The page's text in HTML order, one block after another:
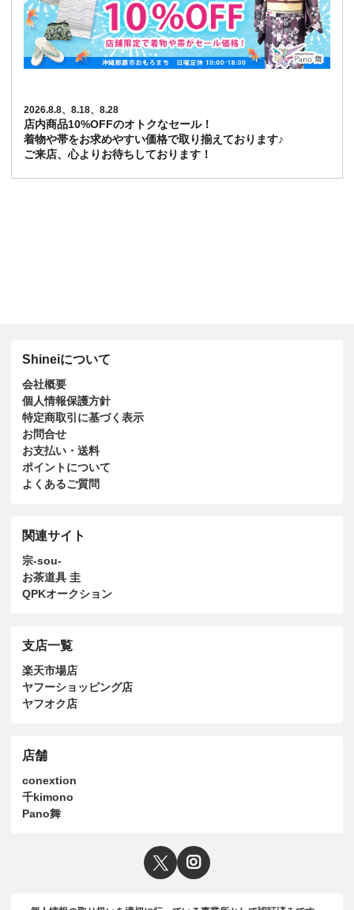
2026.8.8、8.18、8.28
店内商品10%OFFのオトクなセール！
着物や帯をお求めやすい価格で取り揃えております♪
ご来店、心よりお待ちしております！
Shineiについて
会社概要
個人情報保護方針
特定商取引に基づく表示
お問合せ
お支払い・送料
ポイントについて
よくあるご質問
関連サイト
宗-sou-
お茶道具 圭
QPKオークション
支店一覧
楽天市場店
ヤフーショッピング店
ヤフオク店
店舗
conextion
千kimono
Pano舞